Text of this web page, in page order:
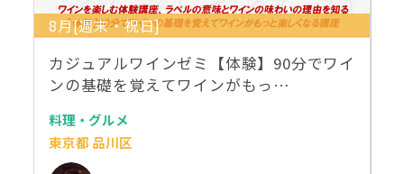
8月[週末・祝日]
カジュアルワインゼミ【体験】90分でワイ
ンの基礎を覚えてワインがもっ…
料理・グルメ
東京都 品川区